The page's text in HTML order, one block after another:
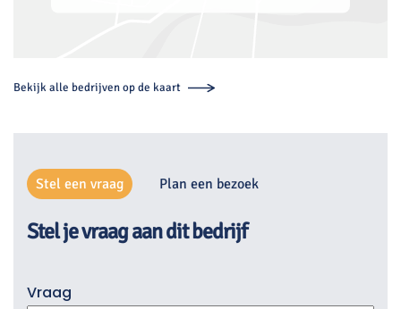
Bekijk alle bedrijven op de kaart
Stel een vraag Plan een bezoek
Stel je vraag aan dit bedrijf
Vraag